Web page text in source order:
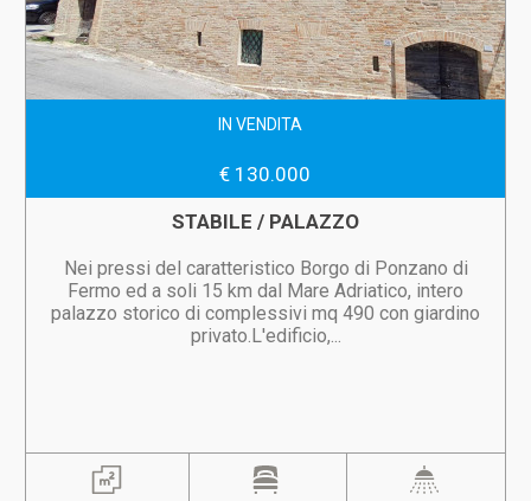
IN VENDITA
€ 130.000
STABILE / PALAZZO
Nei pressi del caratteristico Borgo di Ponzano di
Fermo ed a soli 15 km dal Mare Adriatico, intero
palazzo storico di complessivi mq 490 con giardino
privato.L'edificio,...